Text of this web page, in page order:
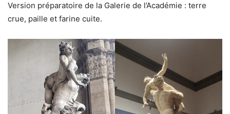
Version préparatoire de la Galerie de l’Académie : terre
crue, paille et farine cuite.